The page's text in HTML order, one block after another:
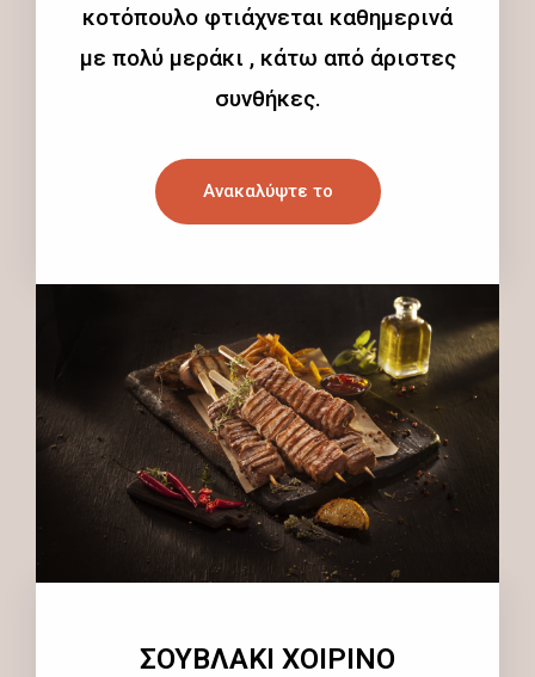
κοτόπουλο φτιάχνεται καθημερινά
με πολύ μεράκι , κάτω από άριστες
συνθήκες.
Ανακαλύψτε το
ΣΟΥΒΛΑΚΙ ΧΟΙΡΙΝΟ